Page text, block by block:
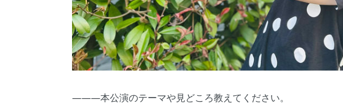
―――本公演のテーマや見どころ教えてください。